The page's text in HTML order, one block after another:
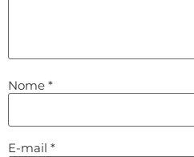
Nome *
E-mail *